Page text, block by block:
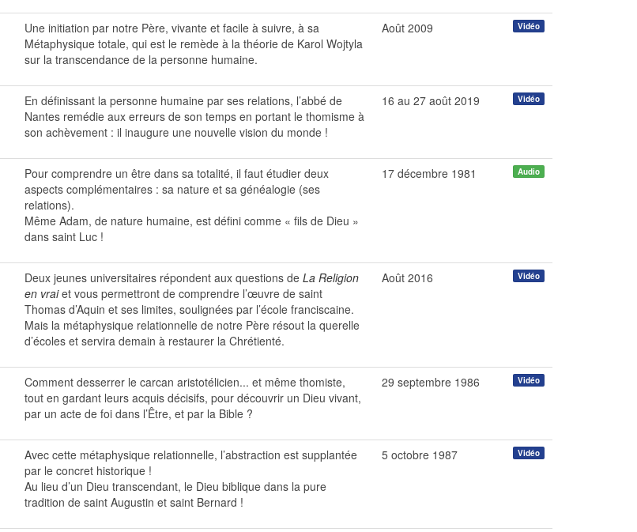
Une initiation par notre Père, vivante et facile à suivre, à sa
Métaphysique totale, qui est le remède à la théorie de Karol Wojtyla
sur la transcendance de la personne humaine.
Vidéo
Août 2009
En définissant la personne humaine par ses relations, l’abbé de
Nantes remédie aux erreurs de son temps en portant le thomisme à
son achèvement : il inaugure une nouvelle vision du monde !
Vidéo
16 au 27 août 2019
Pour comprendre un être dans sa totalité, il faut étudier deux
aspects complémentaires : sa nature et sa généalogie (ses
relations).
Même Adam, de nature humaine, est défini comme « fils de Dieu »
dans saint Luc !
Audio
17 décembre 1981
Deux jeunes universitaires répondent aux questions de La Religion
en vraiet vous permettront de comprendre l’œuvre de saint
Thomas d’Aquin et ses limites, soulignées par l’école franciscaine.
Mais la métaphysique relationnelle de notre Père résout la querelle
d’écoles et servira demain à restaurer la Chrétienté.
Vidéo
Août 2016
Comment desserrer le carcan aristotélicien... et même thomiste,
tout en gardant leurs acquis décisifs, pour découvrir un Dieu vivant,
par un acte de foi dans l’Être, et par la Bible ?
Vidéo
29 septembre 1986
Avec cette métaphysique relationnelle, l’abstraction est supplantée
par le concret historique !
Au lieu d’un Dieu transcendant, le Dieu biblique dans la pure
tradition de saint Augustin et saint Bernard !
Vidéo
5 octobre 1987